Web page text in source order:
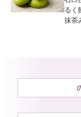
るく
抹茶